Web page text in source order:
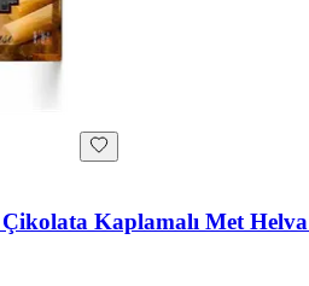
Çikolata Kaplamalı Met